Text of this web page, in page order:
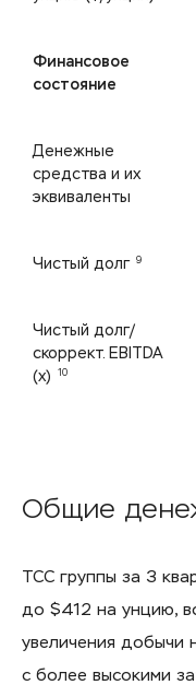
Финансовое
состояние
Денежные
средства и их
эквиваленты
Чистый долг 9
Чистый долг/
скоррект. EBITDA
(x)
10
Общие
ТСС группы за 3
до $412 на унцию,
увеличения добычи
с более высокими